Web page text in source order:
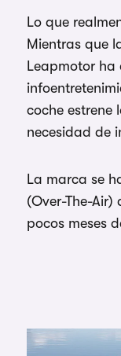
Lo que
Mientras que
Leapmotor ha
coche estrene
necesidad de
La marca se
(Over-The-
pocos meses